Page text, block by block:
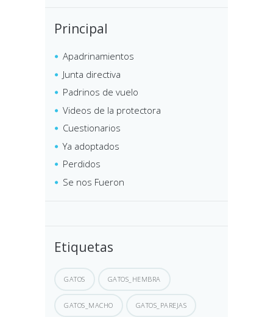
Principal
Apadrinamientos
Junta directiva
Padrinos de vuelo
Videos de la protectora
Cuestionarios
Ya adoptados
Perdidos
Se nos Fueron
Etiquetas
GATOS GATOS_HEMBRA
GATOS_MACHO GATOS_PAREJAS